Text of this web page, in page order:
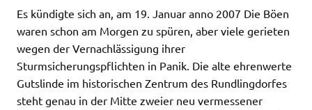
Es kündigte sich an, am 19. Januar anno 2007 Die Böen
waren schon am Morgen zu spüren, aber viele gerieten
wegen der Vernachlässigung ihrer
Sturmsicherungspflichten in Panik. Die alte ehrenwerte
Gutslinde im historischen Zentrum des Rundlingdorfes
steht genau in der Mitte zweier neu vermessener